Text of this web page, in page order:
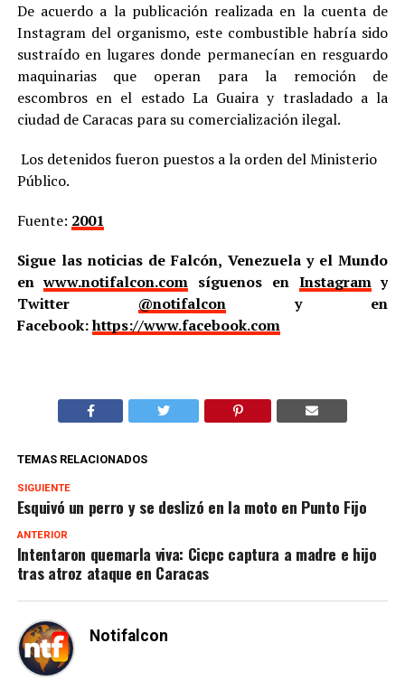
De acuerdo a la publicación realizada en la cuenta de
Instagram del organismo, este combustible habría sido
sustraído en lugares donde permanecían en resguardo
maquinarias que operan para la remoción de
escombros en el estado La Guaira y trasladado a la
ciudad de Caracas para su comercialización ilegal.
Los detenidos fueron puestos a la orden del Ministerio
Público.
Fuente: 2001
Sigue las noticias de Falcón, Venezuela y el Mundo
enwww.notifalcon.com síguenos en Instagramy
Twitter @notifalcony en
Facebook:https://www.facebook.com
TEMAS RELACIONADOS
SIGUIENTE
Esquivó un perro y se deslizó en la moto en Punto Fijo
ANTERIOR
Intentaron quemarla viva: Cicpc captura a madre e hijo
tras atroz ataque en Caracas
Notifalcon